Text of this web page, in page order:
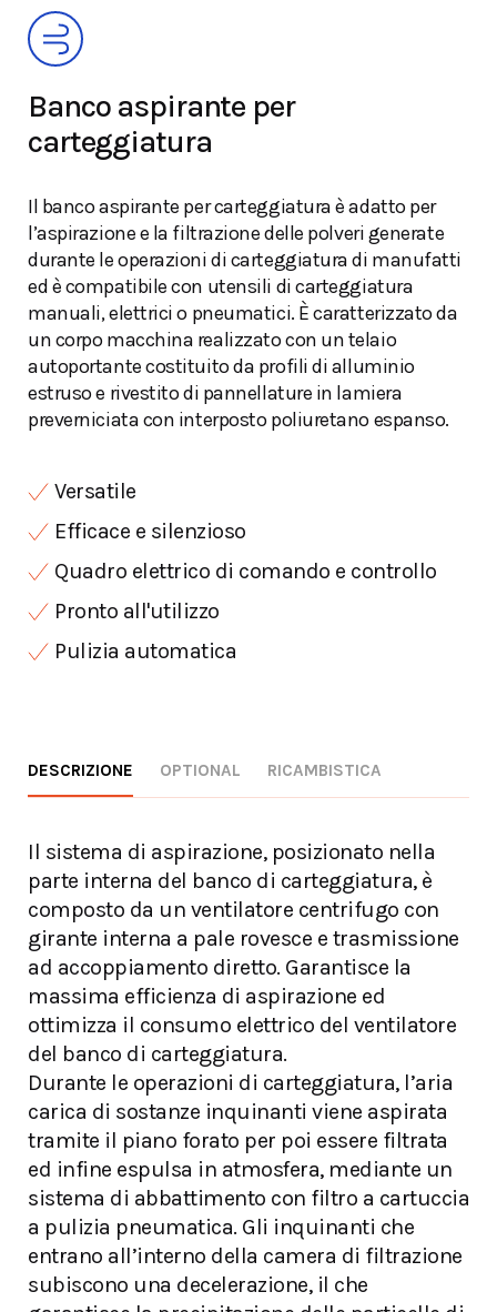
Banco aspirante per
carteggiatura
Il banco aspirante per carteggiatura è adatto per
l’aspirazione e la filtrazione delle polveri generate
durante le operazioni di carteggiatura di manufatti
ed è compatibile con utensili di carteggiatura
manuali, elettrici o pneumatici. È caratterizzato da
un corpo macchina realizzato con un telaio
autoportante costituito da profili di alluminio
estruso e rivestito di pannellature in lamiera
preverniciata con interposto poliuretano espanso.
Versatile
Efficace e silenzioso
Quadro elettrico di comando e controllo
Pronto all'utilizzo
Pulizia automatica
DESCRIZIONE OPTIONAL RICAMBISTICA
Il sistema di aspirazione, posizionato nella
parte interna del banco di carteggiatura, è
composto da un ventilatore centrifugo con
girante interna a pale rovesce e trasmissione
ad accoppiamento diretto. Garantisce la
massima efficienza di aspirazione ed
ottimizza il consumo elettrico del ventilatore
del banco di carteggiatura.
Durante le operazioni di carteggiatura, l’aria
carica di sostanze inquinanti viene aspirata
tramite il piano forato per poi essere filtrata
ed infine espulsa in atmosfera, mediante un
sistema di abbattimento con filtro a cartuccia
a pulizia pneumatica. Gli inquinanti che
entrano all’interno della camera di filtrazione
subiscono una decelerazione, il che